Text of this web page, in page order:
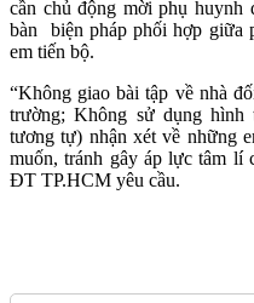
cần chủ động mời phụ huynh
bàn biện pháp phối hợp giữa
em tiến bộ.
“Không giao bài tập về nhà
trường; Không sử dụng
tương tự) nhận xét về những
muốn, tránh gây áp lực tâm
ĐT TP.HCM yêu cầu.